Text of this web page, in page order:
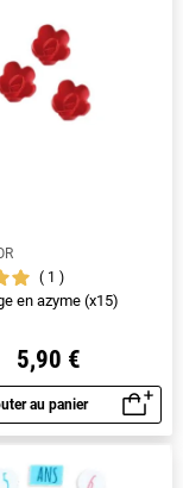
1
en azyme (x15)
5,90 €
au panier
Aperçu rapide